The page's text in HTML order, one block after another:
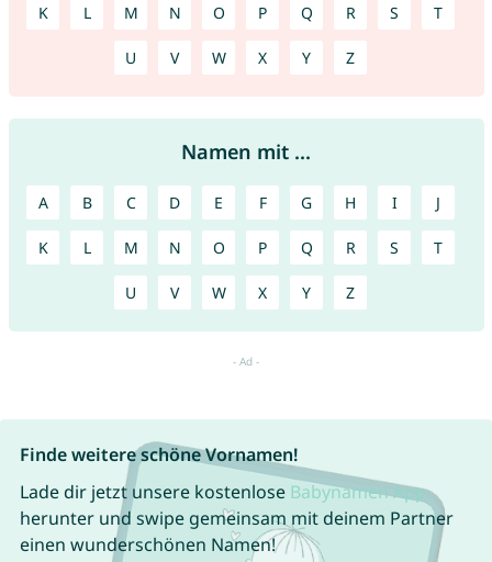
K L M N O P Q R S T
U V W X Y Z
Namen mit ...
A B C D E F G H I J
K L M N O P Q R S T
U V W X Y Z
Finde weitere schöne Vornamen!
Lade dir jetzt unsere kostenlose Babynamen App
herunter und swipe gemeinsam mit deinem Partner
einen wunderschönen Namen!